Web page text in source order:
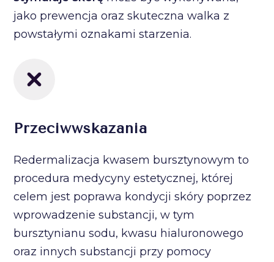
jako prewencja oraz skuteczna walka z
powstałymi oznakami starzenia.
Przeciwwskazania
Redermalizacja kwasem bursztynowym to
procedura medycyny estetycznej, której
celem jest poprawa kondycji skóry poprzez
wprowadzenie substancji, w tym
bursztynianu sodu, kwasu hialuronowego
oraz innych substancji przy pomocy